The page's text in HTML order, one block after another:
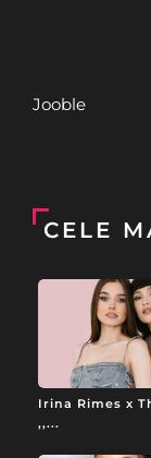
Jooble
CELE
Irina Rimes x
,,...